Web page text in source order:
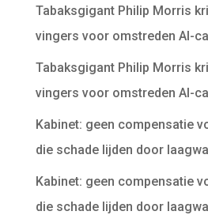
Tabaksgigant Philip Morris
vingers voor omstreden AI-
Tabaksgigant Philip Morris
vingers voor omstreden AI-
Kabinet: geen compensatie
die schade lijden door
Kabinet: geen compensatie
die schade lijden door